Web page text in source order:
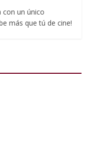
con un único
más que tú de cine!